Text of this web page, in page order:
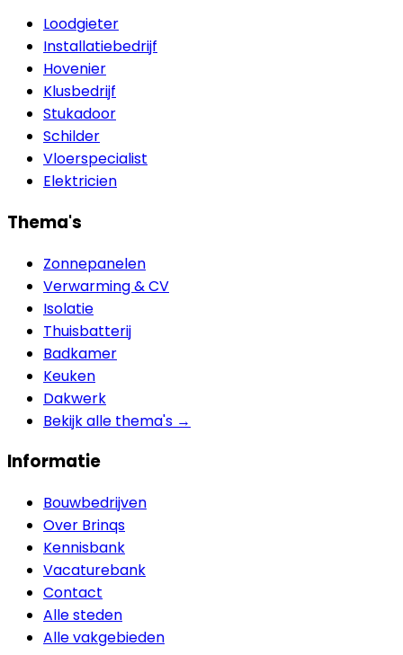
Loodgieter
Installatiebedrijf
Hovenier
Klusbedrijf
Stukadoor
Schilder
Vloerspecialist
Elektricien
Thema's
Zonnepanelen
Verwarming & CV
Isolatie
Thuisbatterij
Badkamer
Keuken
Dakwerk
Bekijk alle thema's →
Informatie
Bouwbedrijven
Over Brinqs
Kennisbank
Vacaturebank
Contact
Alle steden
Alle vakgebieden